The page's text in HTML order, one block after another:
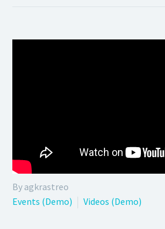
By agkrastreo
Events (Demo)
Videos (Demo)